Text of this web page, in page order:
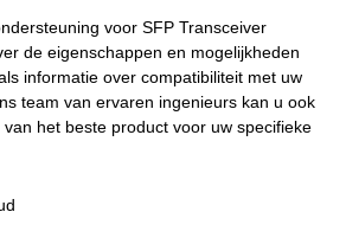
voor SFP Transceiver
de eigenschappen en mogelijkheden
informatie over compatibiliteit met uw
team van ervaren ingenieurs kan u ook
het beste product voor uw specifieke